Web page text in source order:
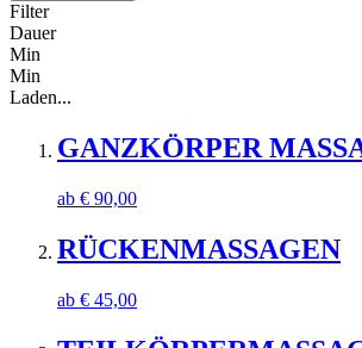
Filter
Dauer
Min
Min
Laden...
GANZKÖRPER
ab € 90,00
RÜCKENMASSAGEN
ab € 45,00